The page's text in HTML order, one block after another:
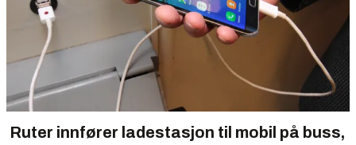
Ruter innfører ladestasjon til mobil på buss,